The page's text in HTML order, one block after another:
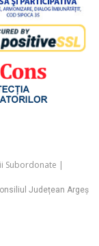
Subordonate |
Județean Argeș